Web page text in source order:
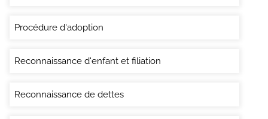
Procédure d'adoption
Reconnaissance d'enfant et filiation
Reconnaissance de dettes